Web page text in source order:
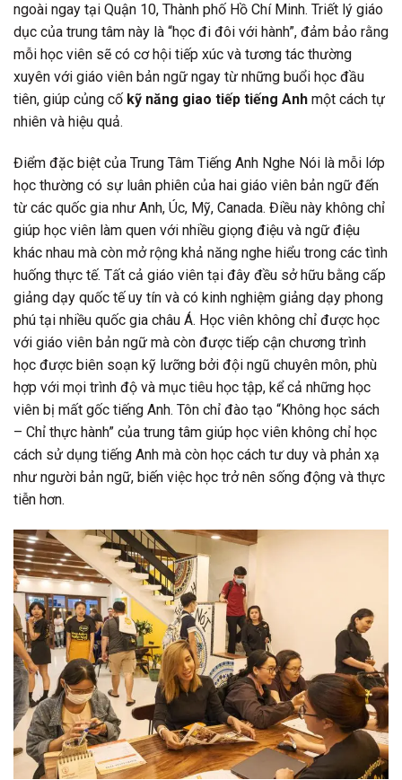
ngoài ngay tại Quận 10, Thành phố Hồ Chí Minh. Triết lý giáo
dục của trung tâm này là “học đi đôi với hành”, đảm bảo rằng
mỗi học viên sẽ có cơ hội tiếp xúc và tương tác thường
xuyên với giáo viên bản ngữ ngay từ những buổi học đầu
tiên, giúp củng cố kỹ năng giao tiếp tiếng Anh một cách tự
nhiên và hiệu quả.
Điểm đặc biệt của Trung Tâm Tiếng Anh Nghe Nói là mỗi lớp
học thường có sự luân phiên của hai giáo viên bản ngữ đến
từ các quốc gia như Anh, Úc, Mỹ, Canada. Điều này không chỉ
giúp học viên làm quen với nhiều giọng điệu và ngữ điệu
khác nhau mà còn mở rộng khả năng nghe hiểu trong các tình
huống thực tế. Tất cả giáo viên tại đây đều sở hữu bằng cấp
giảng dạy quốc tế uy tín và có kinh nghiệm giảng dạy phong
phú tại nhiều quốc gia châu Á. Học viên không chỉ được học
với giáo viên bản ngữ mà còn được tiếp cận chương trình
học được biên soạn kỹ lưỡng bởi đội ngũ chuyên môn, phù
hợp với mọi trình độ và mục tiêu học tập, kể cả những học
viên bị mất gốc tiếng Anh. Tôn chỉ đào tạo “Không học sách
– Chỉ thực hành” của trung tâm giúp học viên không chỉ học
cách sử dụng tiếng Anh mà còn học cách tư duy và phản xạ
như người bản ngữ, biến việc học trở nên sống động và thực
tiễn hơn.